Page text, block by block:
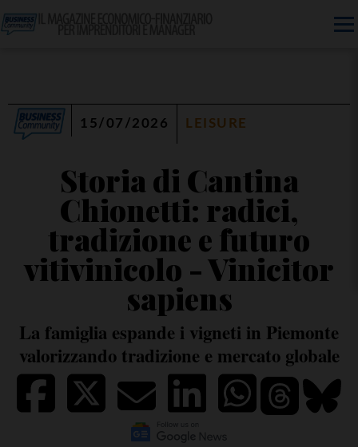
15/07/2026 LEISURE
Storia di Cantina
Chionetti: radici,
tradizione e futuro
vitivinicolo - Vinicitor
sapiens
La famiglia espande i vigneti in Piemonte
valorizzando tradizione e mercato globale